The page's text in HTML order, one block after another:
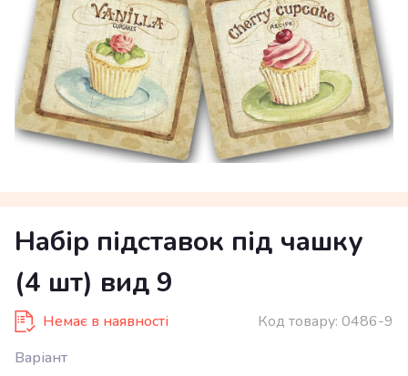
Набір підставок під чашку
(4 шт) вид 9
Немає в наявності Код товару: 0486-9
Варіант